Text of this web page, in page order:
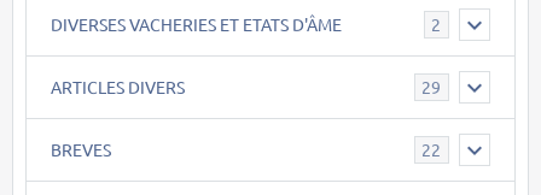
DIVERSES VACHERIES ET ETATS D'ÂME 2
ARTICLES DIVERS 29
BREVES 22